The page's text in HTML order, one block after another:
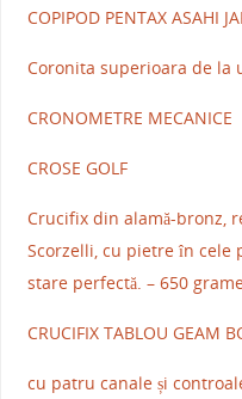
COPIPOD PENTAX ASAHI
Coronita superioara de la
CRONOMETRE MECANICE
CROSE GOLF
Crucifix din alamă-bronz,
Scorzelli, cu pietre în cele
stare perfectă. – 650
CRUCIFIX TABLOU GEAM
cu patru canale și